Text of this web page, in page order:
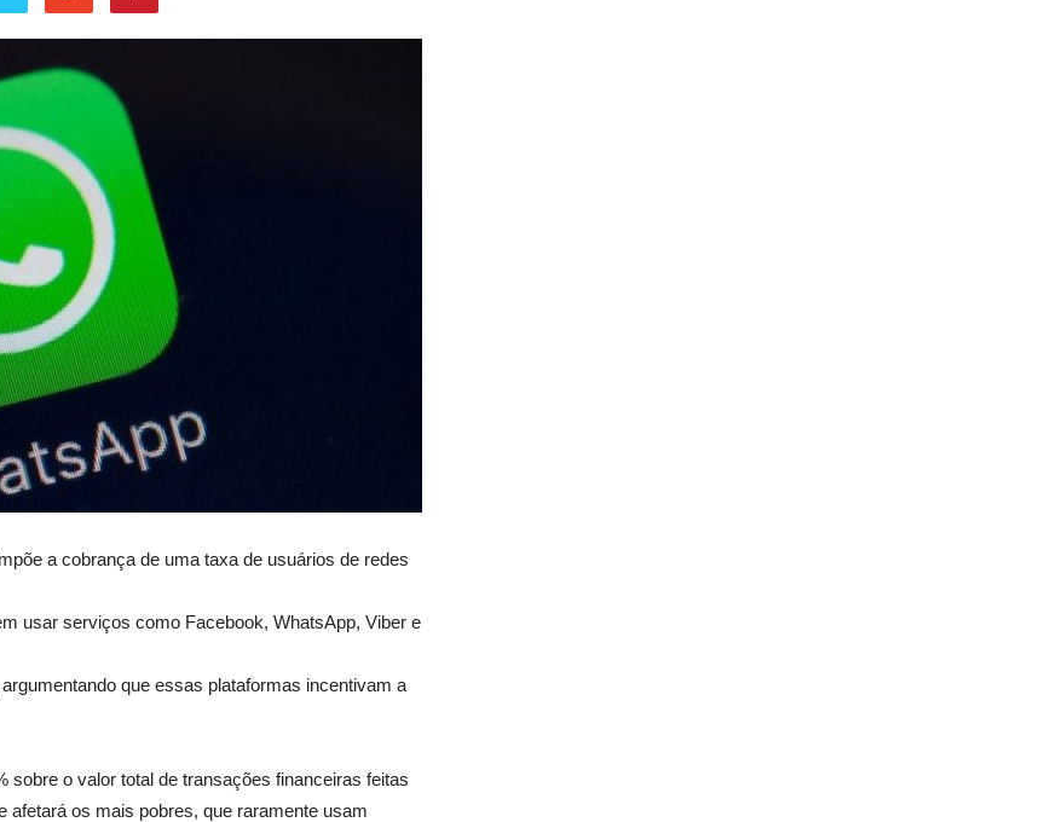
a cobrança de uma taxa de usuários de redes
usar serviços como Facebook, WhatsApp, Viber e
que essas plataformas incentivam a
sobre o valor total de transações financeiras feitas
afetará os mais pobres, que raramente usam